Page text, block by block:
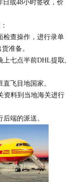
或48小时签收，价
检查操作，进行录单
准备。
上七点半前DHL提取,
飞目地国家。
资料到当地海关进行
端的派送。